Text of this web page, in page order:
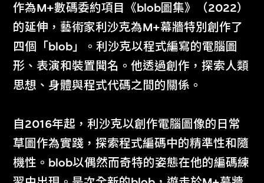
作為M+數碼委約項目《blob圖集》（2022）
的延伸，藝術家利沙克為M+幕牆特別創作了
四個「blob」。利沙克以程式編寫的電腦圖
形、表演和裝置聞名。他透過創作，探索人類
思想、身體與程式代碼之間的關係。
自2016年起，利沙克以創作電腦圖像的日常
草圖作為實踐，探索程式編碼中的精準性和隨
機性。blob以偶然而奇特的姿態在他的編碼練
鮑藹倫
光之凝
2026年2月23日至3
月15日
格雷格．吉拉德
HK:PM
2026年1月26日至2
月22日